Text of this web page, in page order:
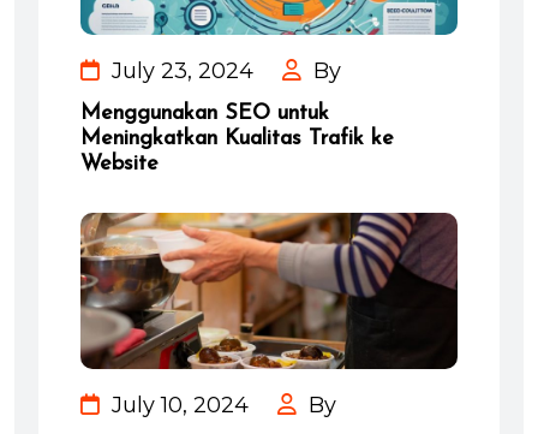
July 23, 2024 By
Menggunakan SEO untuk
Meningkatkan Kualitas Trafik ke
Website
July 10, 2024 By